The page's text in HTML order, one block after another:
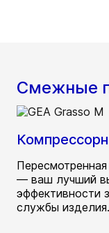
Смежные
— ваш лучший
эффективности
службы изделия.